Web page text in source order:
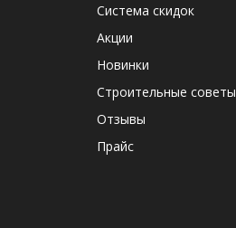
Система скидок
Акции
Новинки
Строительные советы
Отзывы
Прайс